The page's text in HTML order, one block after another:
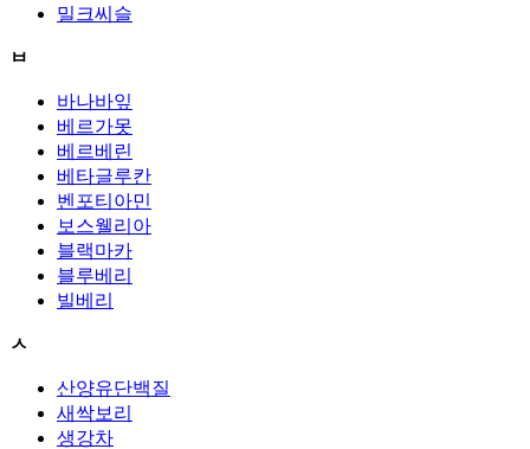
밀크씨슬
ㅂ
바나바잎
베르가못
베르베린
베타글루칸
벤포티아민
보스웰리아
블랙마카
블루베리
빌베리
ㅅ
산양유단백질
새싹보리
생강차